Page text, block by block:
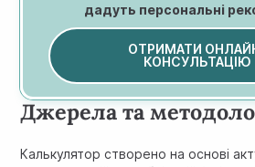
дадуть персональні
ОТРИМАТИ
КОНСУЛЬТАЦІЮ
Джерела та
Калькулятор створено на основі